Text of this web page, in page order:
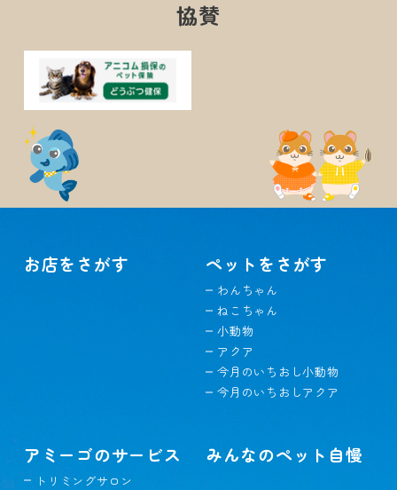
協賛
お店をさがす ペットをさがす
わんちゃん
ねこちゃん
小動物
アクア
今月のいちおし小動物
今月のいちおしアクア
アミーゴのサービス
トリミングサロン
みんなのペット自慢